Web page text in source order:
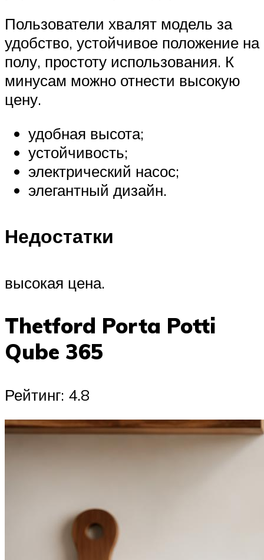
Пользователи хвалят модель за
удобство, устойчивое положение на
полу, простоту использования. К
минусам можно отнести высокую
цену.
удобная высота;
устойчивость;
электрический насос;
элегантный дизайн.
Недостатки
высокая цена.
Thetford Porta Potti
Qube 365
Рейтинг: 4.8